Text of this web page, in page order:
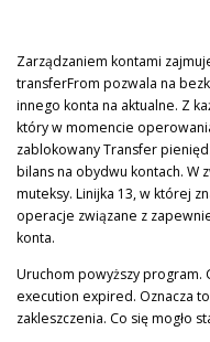
Zarządzaniem kontami
transferFrom pozwala na
innego konta na aktualne. Z
który w momencie
zablokowany Transfer
bilans na obydwu kontach. W
muteksy. Linijka 13, w której
operacje związane z
konta.
Uruchom powyższy program.
execution expired. Oznacza
zakleszczenia. Co się mogło